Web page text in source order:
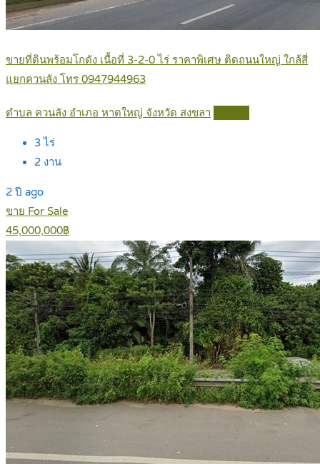
ขายที่ดินพร้อมโกดัง เนื้อที่ 3-2-0 ไร่ ราคาพิเศษ ติดถนนใหญ่ ใกล้สี่
แยกควนลัง โทร 0947944963
ตำบล ควนลัง อำเภอ หาดใหญ่ จังหวัด สงขลา
3ไร่
2 งาน
2 ปี ago
ขาย For Sale
45,000,000฿